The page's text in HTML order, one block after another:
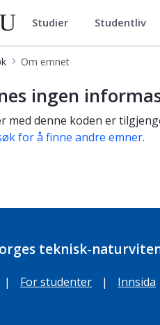
Studier Studentliv
Om emnet
ingen
med denne koden er
for å finne andre emner.
teknisk-
| For studenter | Innsida